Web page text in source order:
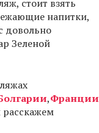
стоит взять
напитки,
довольно
Зеленой
,Франции